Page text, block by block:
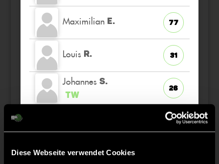
Diese Webseite verwendet Cookies
Maximilian E. 77
Louis R. 31
Johannes S.
TW
26
55
Luis K.